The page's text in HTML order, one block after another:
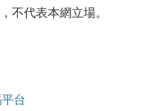
不代表本網立場。
台